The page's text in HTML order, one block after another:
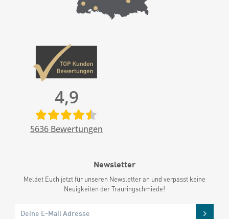
4,9
5636 Bewertungen
Newsletter
Meldet Euch jetzt für unseren Newsletter an und verpasst keine
Neuigkeiten der Trauringschmiede!